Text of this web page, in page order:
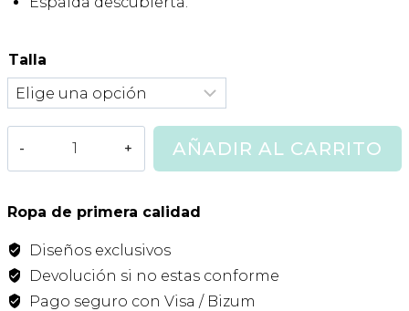
Talla
Multicolor
cantidad
AÑADIR AL CARRITO
Ropa de primera calidad
Diseños exclusivos
Devolución si no estas conforme
Pago seguro con Visa / Bizum